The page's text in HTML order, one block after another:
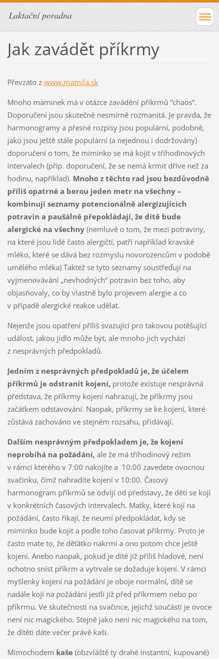
Laktační poradna
Jak zavádět příkrmy
Převzato z www.mamila.sk
Mnoho maminek má v otázce zavádění příkrmů “chaos“.
Doporučení jsou skutečně nesmírně rozmanitá. Je pravda, že
harmonogramy a přesné rozpisy jsou populární, podobně,
jako jsou ještě stále populární (a nejednou i dodržovány)
doporučení o tom, že miminko se má kojit v tříhodinových
intervalech (příp. doporučení, že se nemá krmit dříve než za
hodinu, například). Mnoho z těchto rad jsou bezdůvodně
příliš opatrné a berou jeden metr na všechny –
kombinují seznamy potencionálně alergizujících
potravin a paušálně přepokládají, že dítě bude
alergické na všechny(nemluvě o tom, že mezi potraviny,
na které jsou lidé často alergičtí, patří například kravské
mléko, které se dává bez rozmyslu novorozencům v podobě
umělého mléka) Taktéž se tyto seznamy soustřeďují na
vyjmenovávání „nevhodných“ potravin bez toho, aby
objasňovaly, co by vlastně bylo projevem alergie a co
v případě alergické reakce udělat.
Nejenže jsou opatření příliš svazující pro takovou potěšující
událost, jakou jídlo může být, ale mnoho jich vychází
z nesprávných předpokladů.
Jedním z nesprávných předpokladů je, že účelem
příkrmů je odstranit kojení, protože existuje nesprávná
představa, že příkrmy kojení nahrazují, že příkrmy jsou
začátkem odstavování. Naopak, příkrmy se ke kojení, které
zůstává zachováno ve stejném rozsahu, přidávají.
Dalším nesprávným předpokladem je, že kojení
neprobíhá na požádání,ale že má tříhodinový režim
v rámci kterého v 7:00 nakojíte a 10:00 zavedete ovocnou
svačinku, čímž nahradíte kojení v 10:00. Časový
harmonogram příkrmů se odvíjí od představy, že děti se kojí
v konkrétních časových intervalech. Matky, které kojí na
požádání, často říkají, že neumí předpokládat, kdy se
miminko bude kojit a podle toho časovat příkrmy. Proto je
často mate to, že děťátko nakrmí a ono potom chce ještě
kojení. Anebo naopak, pokud je dítě již příliš hladové, není
ochotno sníst příkrm a vytrvale se dožaduje kojení. V rámci
myšlenky kojení na požádání je oboje normální, dítě se
nadále kojí na požádání jestli již před příkrmem nebo po
příkrmu. Ve skutečnosti na svačince, jejichž součástí je ovoce
není nic magického. Stejně jako není nic magického na tom,
že dítěti dáte večer právě kaši.
Mimochodem kaše(obzvláště ty drahé instantní, kupované)